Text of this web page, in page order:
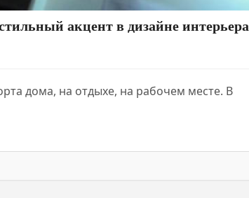
акцент в дизайне интерьера
дома, на отдыхе, на рабочем месте. В